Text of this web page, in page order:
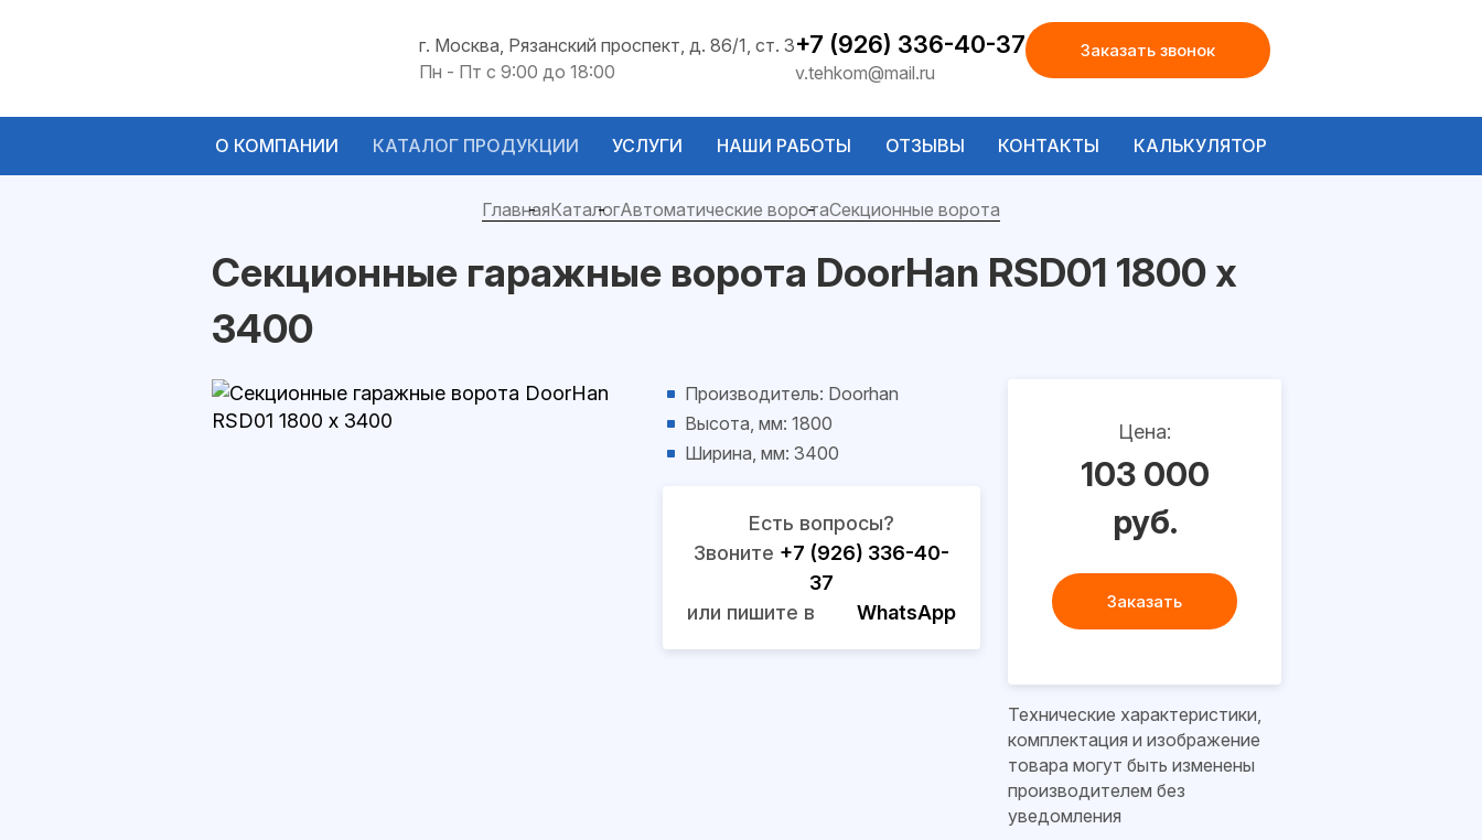
г. Москва, Рязанский проспект, д. 86/1, ст. 3
Пн - Пт с 9:00 до 18:00
+7 (926) 336-40-37
v.tehkom@mail.ru
Заказать звонок
О КОМПАНИИ КАТАЛОГ ПРОДУКЦИИ УСЛУГИ НАШИ РАБОТЫ ОТЗЫВЫ КОНТАКТЫ КАЛЬКУЛЯТОР
ГлавнаяКаталогАвтоматические воротаСекционные ворота
Секционные гаражные ворота DoorHan RSD01 1800 х
3400
Производитель: Doorhan
Высота, мм: 1800
Ширина, мм: 3400
Есть вопросы?
Звоните +7 (926) 336-40-
37
или пишите в
WhatsApp
Цена:
103 000
руб.
Заказать
Технические характеристики,
комплектация и изображение
товара могут быть изменены
производителем без
уведомления